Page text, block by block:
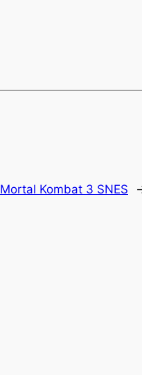
Mortal Kombat 3 SNES